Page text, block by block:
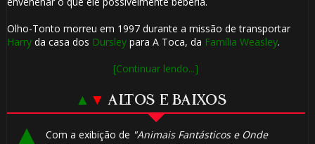
Olho-Tonto morreu em 1997 durante a missão de transportar
Harryda casa dos Dursleypara A Toca, da Família Weasley.
[Continuar lendo...]
▲ ▼ ALTOS E BAIXOS
Com a exibição de "Animais Fantásticos e Onde